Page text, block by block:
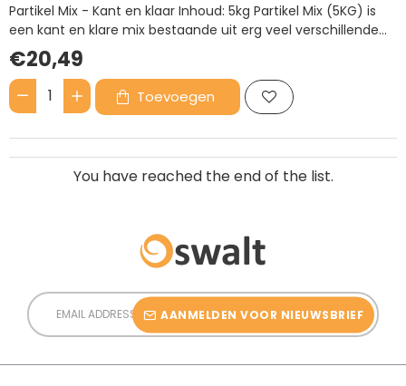
Partikel Mix - Kant en klaar Inhoud: 5kg Partikel Mix (5KG) is
een kant en klare mix bestaande uit erg veel verschillende
soorten partikels:Boekweit, Dari, Erwten, Gele Millet, Groene
erwten, Hennepzaad, Mais,Tarwe, TijgernotenDeze mix is PVA
vriendelijk...
€20,49
Partikel
Mix
Toevoegen
You have reached the end of the list.
Email
Address
AANMELDEN VOOR NIEUWSBRIEF